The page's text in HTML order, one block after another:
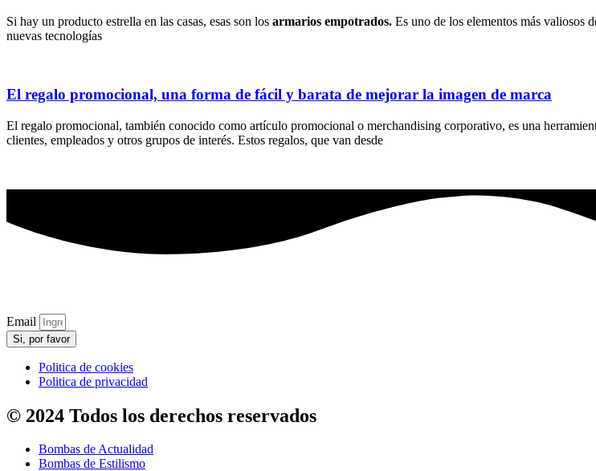
Si hay un producto estrella en las casas, esas son los armarios empotrados. Es uno de los elementos más valiosos
nuevas tecnologías
El regalo promocional, una forma de fácil y barata de mejorar la imagen de marca
El regalo promocional, también conocido como artículo promocional o merchandising corporativo, es una
clientes, empleados y otros grupos de interés. Estos regalos, que van desde
Email
Si, por favor
Politica de cookies
Politica de privacidad
© 2024 Todos los derechos reservados
Bombas de Actualidad
Bombas de Estilismo